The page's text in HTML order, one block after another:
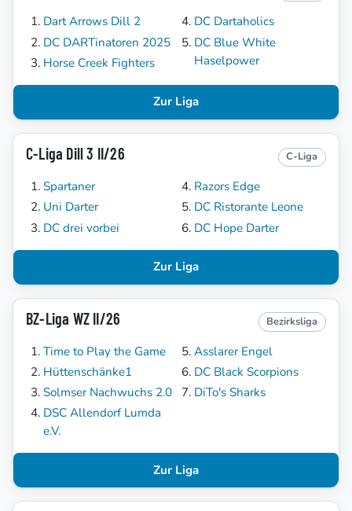
Dart Arrows Dill 2
DC DARTinatoren 2025
Horse Creek Fighters
DC Dartaholics
DC Blue White
Haselpower
Zur Liga
C-Liga Dill 3 II/26 C-Liga
Spartaner
Uni Darter
DC drei vorbei
Razors Edge
DC Ristorante Leone
DC Hope Darter
Zur Liga
BZ-Liga WZ II/26 Bezirksliga
Time to Play the Game
Hüttenschänke1
Solmser Nachwuchs 2.0
DSC Allendorf Lumda
e.V.
Asslarer Engel
DC Black Scorpions
DiTo's Sharks
Zur Liga